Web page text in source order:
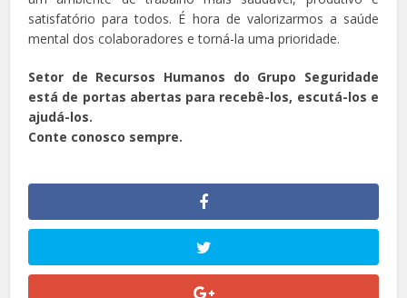
satisfatório para todos. É hora de valorizarmos a saúde
mental dos colaboradores e torná-la uma prioridade.
Setor de Recursos Humanos do Grupo Seguridade
está de portas abertas para recebê-los, escutá-los e
ajudá-los.
Conte conosco sempre.